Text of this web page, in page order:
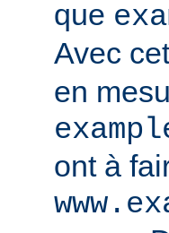
que
Avec
en
ont à